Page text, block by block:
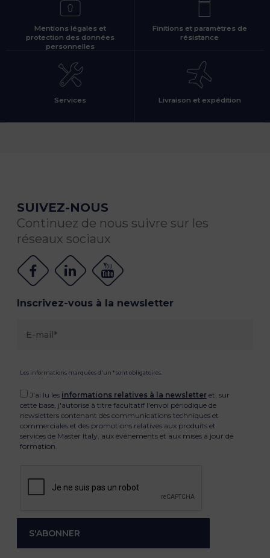
Mentions légales et
protection des données
personnelles
Finitions et paramètres de
résistance
Services Livraison et expédition
SUIVEZ-NOUS
Continuez de nous suivre sur les
réseaux sociaux
Inscrivez-vous à la newsletter
Les informations marquées d'un * sont obligatoires.
J'ai lu les informations relatives à la newsletter et, sur
cette base, j'autorise à titre facultatif l'envoi périodique de
newsletters contenant des communications techniques et
commerciales et des promotions relatives aux produits et
services de Master Italy, aux événements et aux mises à jour de
formation.